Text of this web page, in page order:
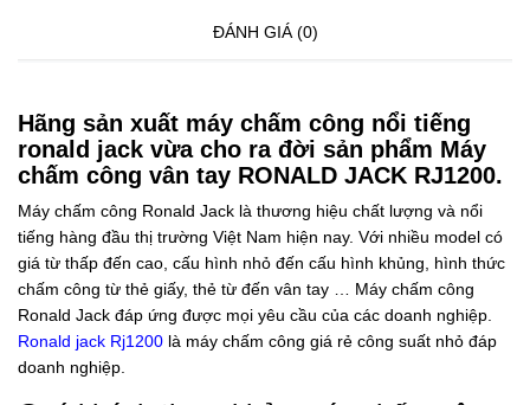
ĐÁNH GIÁ (0)
Hãng sản xuất máy chấm công nổi tiếng
ronald jack vừa cho ra đời sản phẩm Máy
chấm công vân tay RONALD JACK RJ1200.
Máy chấm công Ronald Jack là thương hiệu chất lượng và nổi
tiếng hàng đầu thị trường Việt Nam hiện nay. Với nhiều model có
giá từ thấp đến cao, cấu hình nhỏ đến cấu hình khủng, hình thức
chấm công từ thẻ giấy, thẻ từ đến vân tay … Máy chấm công
Ronald Jack đáp ứng được mọi yêu cầu của các doanh nghiệp.
Ronald jack Rj1200 là máy chấm công giá rẻ công suất nhỏ đáp
doanh nghiệp.